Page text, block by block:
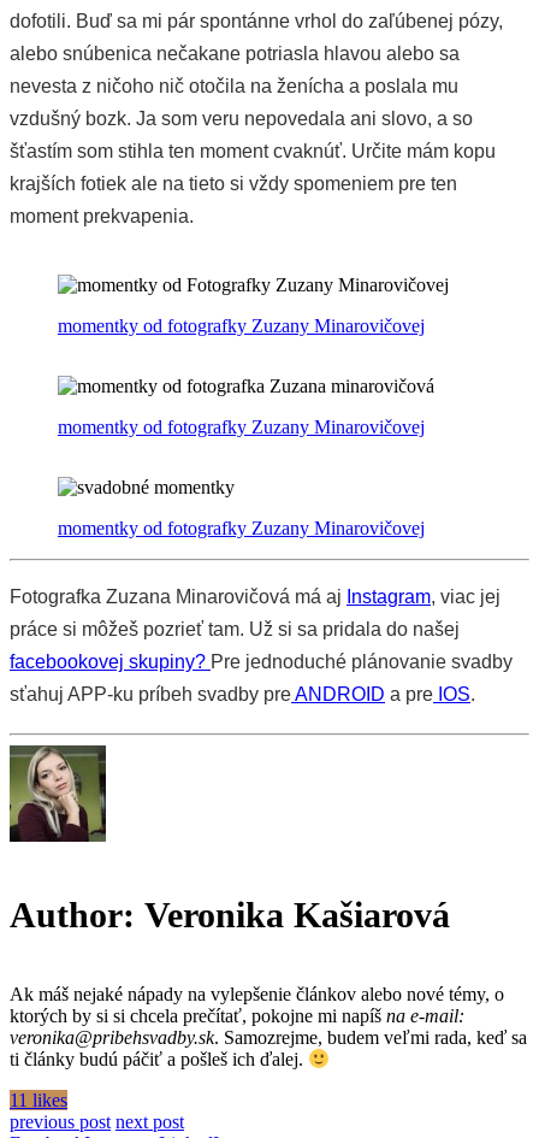
dofotili. Buď sa mi pár spontánne vrhol do zaľúbenej pózy,
alebo snúbenica nečakane potriasla hlavou alebo sa
nevesta z ničoho nič otočila na ženícha a poslala mu
vzdušný bozk. Ja som veru nepovedala ani slovo, a so
šťastím som stihla ten moment cvaknúť. Určite mám kopu
krajších fotiek ale na tieto si vždy spomeniem pre ten
moment prekvapenia.
momentky od fotografky Zuzany Minarovičovej
momentky od fotografky Zuzany Minarovičovej
momentky od fotografky Zuzany Minarovičovej
Fotografka Zuzana Minarovičová má aj Instagram, viac jej
práce si môžeš pozrieť tam. Už si sa pridala do našej
facebookovej skupiny? Pre jednoduché plánovanie svadby
sťahuj APP-ku príbeh svadby preANDROID a pre IOS.
Author: Veronika Kašiarová
Ak máš nejaké nápady na vylepšenie článkov alebo nové témy, o
ktorých by si si chcela prečítať, pokojne mi napíš na e-mail:
veronika@pribehsvadby.sk. Samozrejme, budem veľmi rada, keď sa
ti články budú páčiť a pošleš ich ďalej.
11 likes
previous post next post